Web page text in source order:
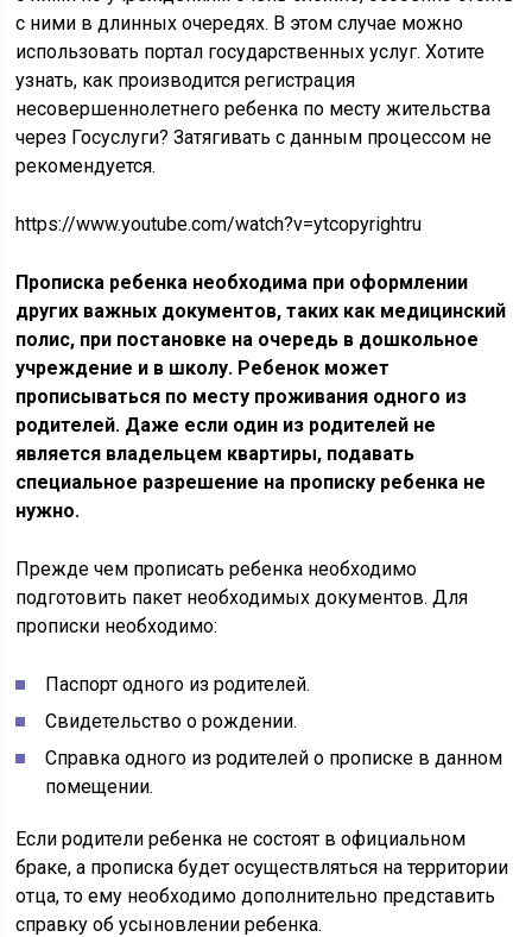
с ними в длинных очередях. В этом случае можно
использовать портал государственных услуг. Хотите
узнать, как производится регистрация
несовершеннолетнего ребенка по месту жительства
через Госуслуги? Затягивать с данным процессом не
рекомендуется.
https://www.youtube.com/watch?v=ytcopyrightru
Прописка ребенка необходима при оформлении
других важных документов, таких как медицинский
полис, при постановке на очередь в дошкольное
учреждение и в школу. Ребенок может
прописываться по месту проживания одного из
родителей. Даже если один из родителей не
является владельцем квартиры, подавать
специальное разрешение на прописку ребенка не
нужно.
Прежде чем прописать ребенка необходимо
подготовить пакет необходимых документов. Для
прописки необходимо:
Паспорт одного из родителей.
Свидетельство о рождении.
Справка одного из родителей о прописке в данном
помещении.
Если родители ребенка не состоят в официальном
браке, а прописка будет осуществляться на территории
отца, то ему необходимо дополнительно представить
справку об усыновлении ребенка.